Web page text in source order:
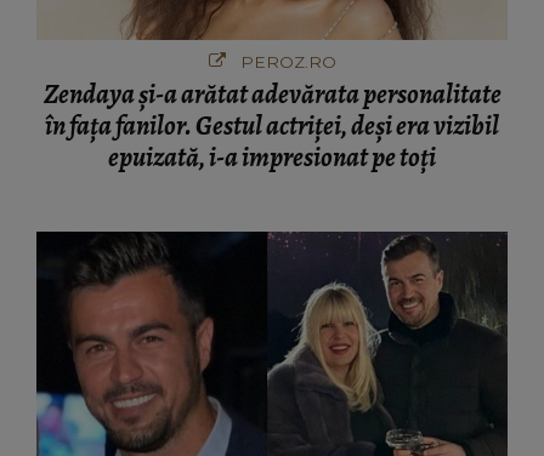
PEROZ.RO
Zendaya și-a arătat adevărata personalitate
în fața fanilor. Gestul actriței, deși era vizibil
epuizată, i-a impresionat pe toți